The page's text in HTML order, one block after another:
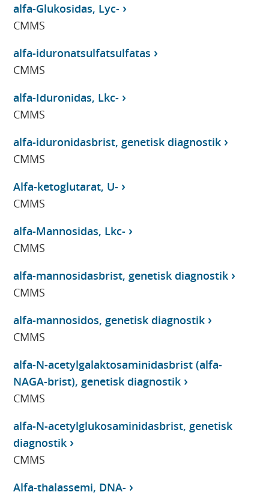
alfa-Glukosidas, Lyc-
CMMS
alfa-iduronatsulfatsulfatas
CMMS
alfa-Iduronidas, Lkc-
CMMS
alfa-iduronidasbrist, genetisk diagnostik
CMMS
Alfa-ketoglutarat, U-
CMMS
alfa-Mannosidas, Lkc-
CMMS
alfa-mannosidasbrist, genetisk diagnostik
CMMS
alfa-mannosidos, genetisk diagnostik
CMMS
alfa-N-acetylgalaktosaminidasbrist (alfa-
NAGA-brist), genetisk diagnostik
CMMS
alfa-N-acetylglukosaminidasbrist, genetisk
diagnostik
CMMS
Alfa-thalassemi, DNA-